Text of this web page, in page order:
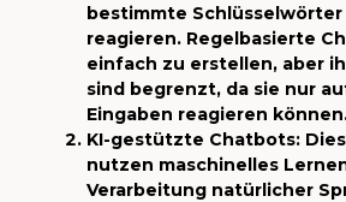
bestimmte Schlüsselwörter
reagieren. Regelbasierte
einfach zu erstellen, aber
sind begrenzt, da sie nur
Eingaben reagieren
KI-gestützte Chatbots:
nutzen maschinelles
Verarbeitung natürlicher